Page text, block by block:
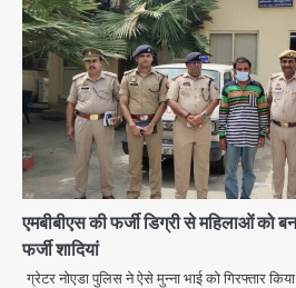
एमबीबीएस की फर्जी डिग्री से महिलाओं को
फर्जी शादियां
ग्रेटर नोएडा पुलिस ने ऐसे मुन्ना भाई को गिरफ्तार